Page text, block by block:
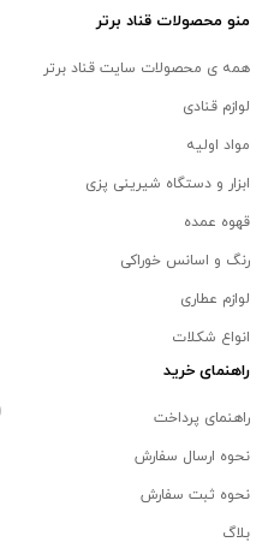
منو محصولات قناد برتر
همه ی محصولات سایت قناد برتر
لوازم قنادی
مواد اولیه
ابزار و دستگاه شیرینی پزی
قهوه عمده
رنگ و اسانس خوراکی
لوازم عطاری
انواع شکلات
راهنمای خرید
راهنمای پرداخت
نحوه ارسال سفارش
نحوه ثبت سفارش
بلاگ